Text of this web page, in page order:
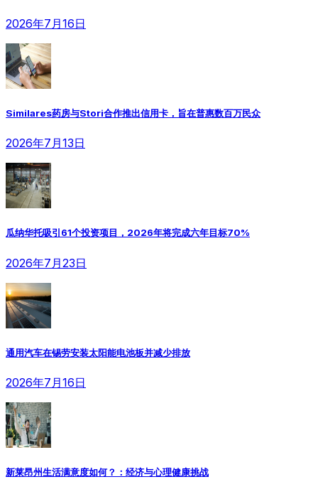
2026年7月16日
Similares药房与Stori合作推出信用卡，旨在普惠数百万民众
2026年7月13日
瓜纳华托吸引61个投资项目，2026年将完成六年目标70%
2026年7月23日
通用汽车在锡劳安装太阳能电池板并减少排放
2026年7月16日
新莱昂州生活满意度如何？：经济与心理健康挑战